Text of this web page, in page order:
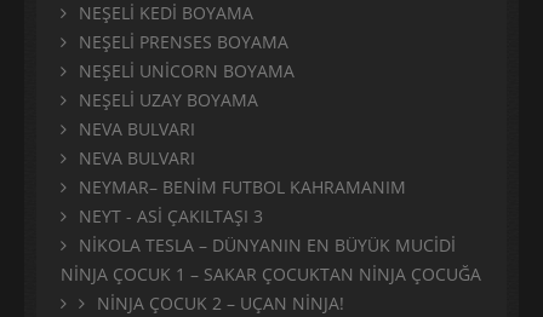
NEŞELİ KEDİ BOYAMA
NEŞELİ PRENSES BOYAMA
NEŞELİ UNİCORN BOYAMA
NEŞELİ UZAY BOYAMA
NEVA BULVARI
NEVA BULVARI
NEYMAR– BENİM FUTBOL KAHRAMANIM
NEYT - ASİ ÇAKILTAŞI 3
NİKOLA TESLA – DÜNYANIN EN BÜYÜK MUCİDİ
NİNJA ÇOCUK 1 – SAKAR ÇOCUKTAN NİNJA ÇOCUĞA
NİNJA ÇOCUK 2 – UÇAN NİNJA!